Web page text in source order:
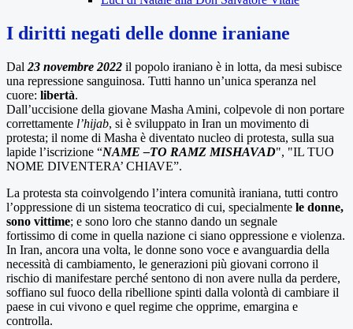
I diritti negati delle donne iraniane
Dal 23 novembre 2022 il popolo iraniano è in lotta, da mesi subisce
una repressione sanguinosa. Tutti hanno un’unica speranza nel
cuore: libertà.
Dall’uccisione della giovane Masha Amini, colpevole di non portare
correttamente l’hijab, si è sviluppato in Iran un movimento di
protesta; il nome di Masha è diventato nucleo di protesta, sulla sua
lapide l’iscrizione “NAME –TO RAMZ MISHAVAD", "IL TUO
NOME DIVENTERA’ CHIAVE”.
La protesta sta coinvolgendo l’intera comunità iraniana, tutti contro
l’oppressione di un sistema teocratico di cui, specialmente le donne,
sono vittime; e sono loro che stanno dando un segnale
fortissimo di come in quella nazione ci siano oppressione e violenza.
In Iran, ancora una volta, le donne sono voce e avanguardia della
necessità di cambiamento, le generazioni più giovani corrono il
rischio di manifestare perché sentono di non avere nulla da perdere,
soffiano sul fuoco della ribellione spinti dalla volontà di cambiare il
paese in cui vivono e quel regime che opprime, emargina e
controlla.